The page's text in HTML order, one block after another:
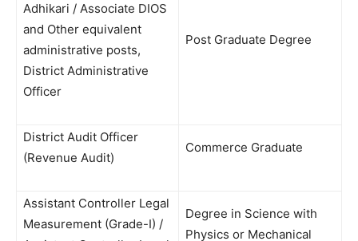
Adhikari / Associate DIOS
and Other equivalent
administrative posts,
District Administrative
Officer
Post Graduate Degree
District Audit Officer
(Revenue Audit)
Commerce Graduate
Assistant Controller Legal
Measurement (Grade-I) /
Degree in Science with
Physics or Mechanical